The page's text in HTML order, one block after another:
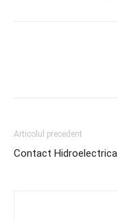
Articolul precedent
Contact Hidroelectrica